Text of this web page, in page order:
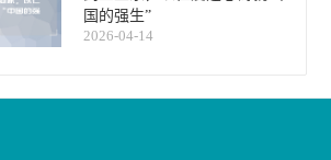
国的强生”
2026-04-14